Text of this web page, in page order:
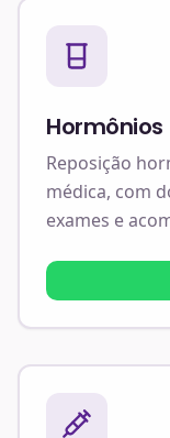
Hormônios
Reposição
médica, com
exames e